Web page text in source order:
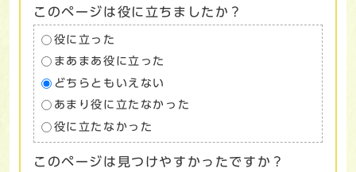
このページは役に立ちましたか？
役に立った
まあまあ役に立った
どちらともいえない
あまり役に立たなかった
役に立たなかった
このページは見つけやすかったですか？